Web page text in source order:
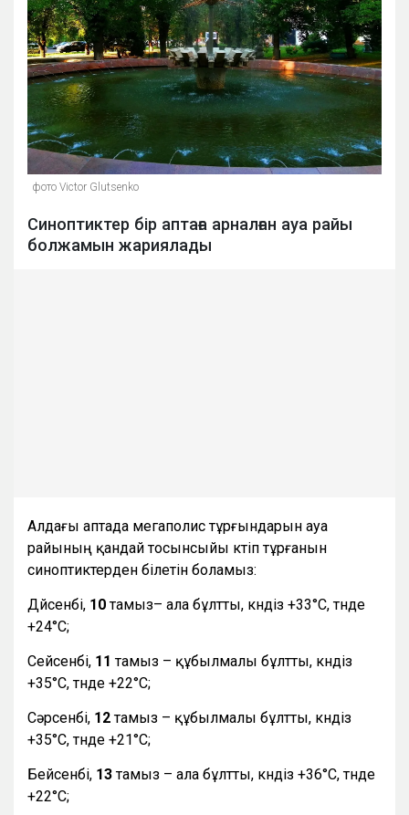
фото Victor Glutsenko
Синоптиктер бір аптаға арналған ауа райы
болжамын жариялады
Алдағы аптада мегаполис тұрғындарын ауа
райының қандай тосынсыйы күтіп тұрғанын
синоптиктерден білетін боламыз:
Дүйсенбі, 10тамыз– ала бұлтты, күндіз +33°С, түнде
+24°С;
Сейсенбі, 11тамыз – құбылмалы бұлтты, күндіз
+35°С, түнде +22°С;
Сәрсенбі, 12тамыз – құбылмалы бұлтты, күндіз
+35°С, түнде +21°С;
Бейсенбі, 13тамыз – ала бұлтты, күндіз +36°С, түнде
+22°С;